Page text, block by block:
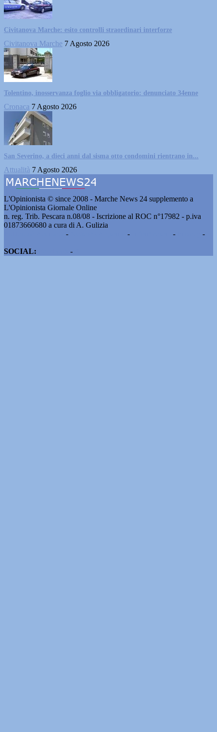
Civitanova Marche: esito controlli straordinari interforze
Civitanova Marche 7 Agosto 2026
Tolentino, inosservanza foglio via obbligatorio: denunciato 34enne
Cronaca 7 Agosto 2026
San Severino, a dieci anni dal sisma otto condomini rientrano in...
Attualità 7 Agosto 2026
L'Opinionista © since 2008 - Marche News 24 supplemento a
L'Opinionista Giornale Online
n. reg. Trib. Pescara n.08/08 - Iscrizione al ROC n°17982 - p.iva
01873660680 a cura di A. Gulizia
- - -
-
SOCIAL:
-